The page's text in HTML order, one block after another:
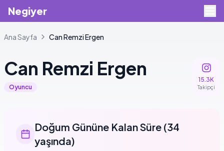
Negiyer
Ana Sayfa CanRemzi Ergen
Can Remzi Ergen
Oyuncu
15.3K
Takipçi
Doğum Gününe Kalan Süre (34
yaşında)